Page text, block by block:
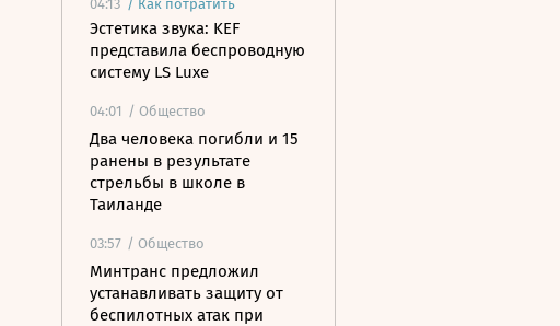
04:13 / Как потратить
Эстетика звука: KEF
представила беспроводную
систему LS Luxe
04:01 / Общество
Два человека погибли и 15
ранены в результате
стрельбы в школе в
Таиланде
03:57 / Общество
Минтранс предложил
устанавливать защиту от
беспилотных атак при